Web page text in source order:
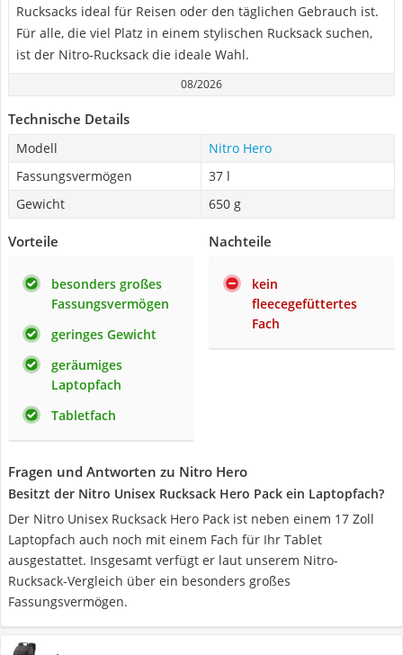
Rucksacks ideal für Reisen oder den täglichen Gebrauch ist.
Für alle, die viel Platz in einem stylischen Rucksack suchen,
ist der Nitro-Rucksack die ideale Wahl.
08/2026
Technische Details
Modell
Nitro Hero
Fassungsvermögen
37 l
Gewicht
650 g
Vorteile
besonders großes
Fassungsvermögen
geringes Gewicht
geräumiges
Laptopfach
Tabletfach
Nachteile
kein
fleecegefüttertes
Fach
Fragen und Antworten zu Nitro Hero
Besitzt der Nitro Unisex Rucksack Hero Pack ein Laptopfach?
Der Nitro Unisex Rucksack Hero Pack ist neben einem 17 Zoll
Laptopfach auch noch mit einem Fach für Ihr Tablet
ausgestattet. Insgesamt verfügt er laut unserem Nitro-
Rucksack-Vergleich über ein besonders großes
Fassungsvermögen.